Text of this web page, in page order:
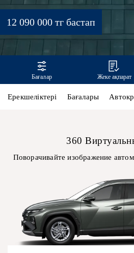
TUCSON
12 090 000 тг бастап
Бағалар Жеке ақпарат
Ерекшеліктері Бағалары
360
Поворачивайте изображение